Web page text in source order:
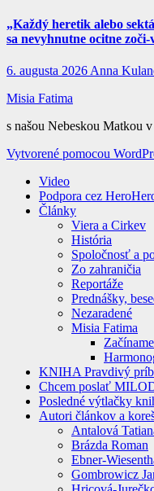
„Každý heretik alebo
sa nevyhnutne ocitne
6. augusta 2026 Anna
Misia Fatima
s našou Nebeskou Matkou
Vytvorené pomocou
Video
Podpora cez
Články
Viera a Cirkev
História
Spoločnosť a
Zo zahraničia
Reportáže
Prednášky,
Nezaradené
Misia Fatima
KNIHA Pravdivý
Chcem poslať
Posledné výtlačky
Autori článkov a
Antalová
Brázda Roman
Ebner-
Gombrowicz